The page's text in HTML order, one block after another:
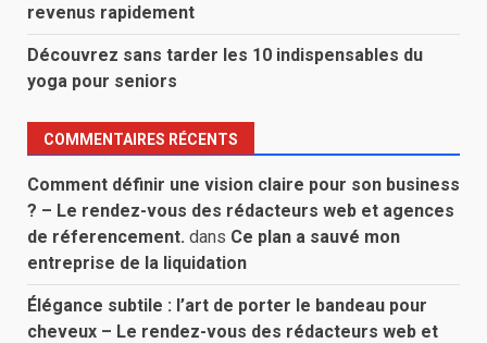
revenus rapidement
Découvrez sans tarder les 10 indispensables du
yoga pour seniors
COMMENTAIRES RÉCENTS
Comment définir une vision claire pour son business
? – Le rendez-vous des rédacteurs web et agences
de réferencement. dans Ce plan a sauvé mon
entreprise de la liquidation
Élégance subtile : l’art de porter le bandeau pour
cheveux – Le rendez-vous des rédacteurs web et